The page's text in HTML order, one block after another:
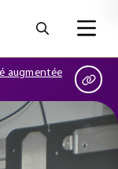
augmentée